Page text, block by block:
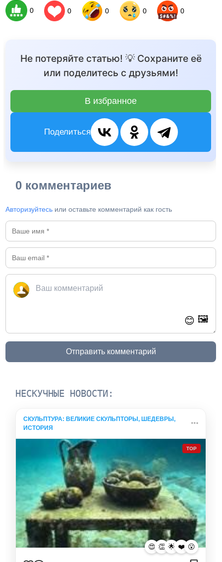
0 0 0 0 0
Не потеряйте статью! 💡 Сохраните её
или поделитесь с друзьями!
В избранное
Поделиться
0 комментариев
Авторизуйтесь или оставьте комментарий как гость
😊 🖼️
Отправить комментарий
НЕСКУЧНЫЕ НОВОСТИ:
СКУЛЬПТУРА: ВЕЛИКИЕ СКУЛЬПТОРЫ, ШЕДЕВРЫ,
ИСТОРИЯ
TOP
😍 👏 🌟 ❤️ 😮